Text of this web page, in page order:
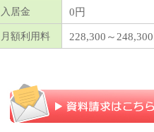
入居金 0円
月額利用料 228,300～